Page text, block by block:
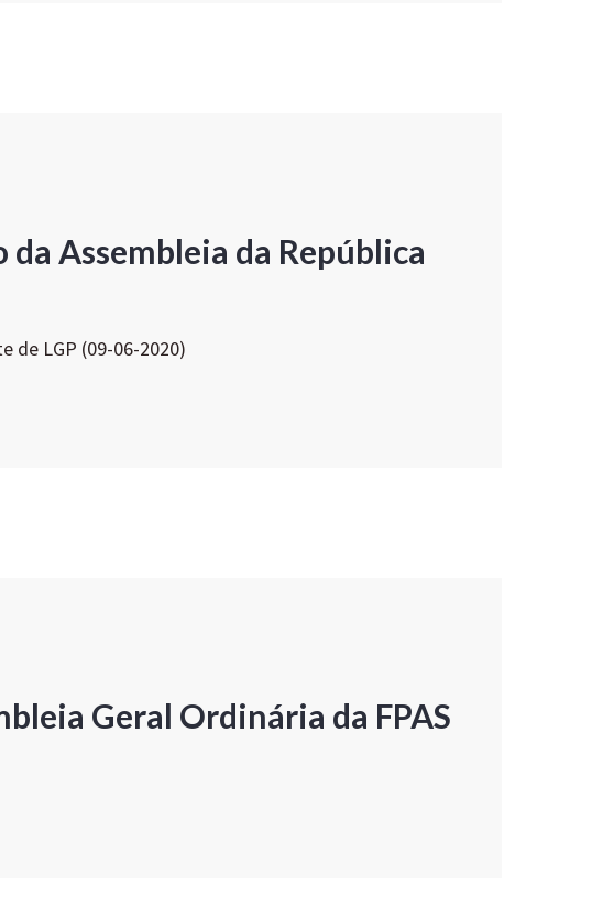
Assembleia da República
de LGP (09-06-2020)
Geral Ordinária da FPAS